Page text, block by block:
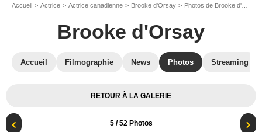
Accueil Actrice Actrice canadienne Brooke d'Orsay Photos de Brooke d'Orsay
Brooke d'Orsay
Accueil Filmographie News Photos Streaming
RETOUR À LA GALERIE
5/ 52 Photos